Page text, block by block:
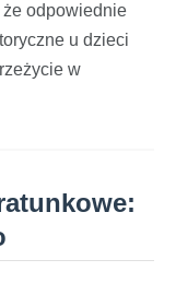
odpowiednie
u dzieci
w